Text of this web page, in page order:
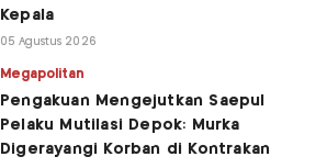
Kepala
05 Agustus 2026
Megapolitan
Pengakuan Mengejutkan Saepul
Pelaku Mutilasi Depok: Murka
Digerayangi Korban di Kontrakan